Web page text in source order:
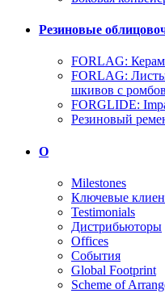
Резиновые
FORLAG:
FORLAG:
шкивов с
FORGLIDE:
Резиновый
О
Milestones
Ключевые
Testimonials
Дистрибьюторы
Offices
События
Global Footprint
Scheme of